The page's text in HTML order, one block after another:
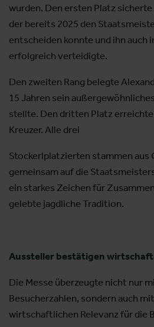
wurden. Den ersten Platz
der bereits 2025 den
entscheiden konnte und ihn auch
erfolgreich verteidigte.
Den zweiten Rang belegte
15 Jahren sein
stellte. Den dritten Platz
Kreuzer. Alle drei
Stockerlplatzierten stammen aus
gemeinsam auf die
ein starkes Zeichen für
gelebte jagdliche Tradition.
Aussteller bestätigen
Die Messe überzeugte nicht nur
Besucherzahlen, sondern auch
wirtschaftlichen Relevanz für die